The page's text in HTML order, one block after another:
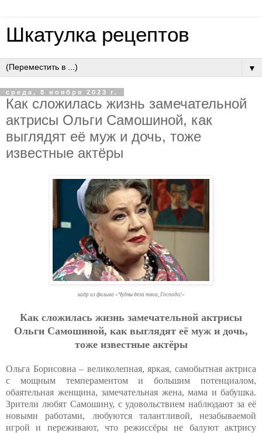
Шкатулка рецептов
▼
среда, 8 ноября 2023 г.
Как сложилась жизнь замечательной
актрисы Ольги Самошиной, как
выглядят её муж и дочь, тоже
известные актёры
кадр из фильма «Чудны дела твои, Господи!»
Как сложилась жизнь замечательной актрисы
Ольги Самошиной, как выглядят её муж и дочь,
тоже известные актёры
Ольга Борисовна – великолепная, яркая, самобытная актриса
с мощным темпераментом и большим потенциалом,
обаятельная женщина, замечательная жена, мама и бабушка.
Зрители любят Самошину, с удовольствием наблюдают за её
новыми работами, любуются талантливой, незабываемой
игрой и переживают, что режиссёры не балуют актрису